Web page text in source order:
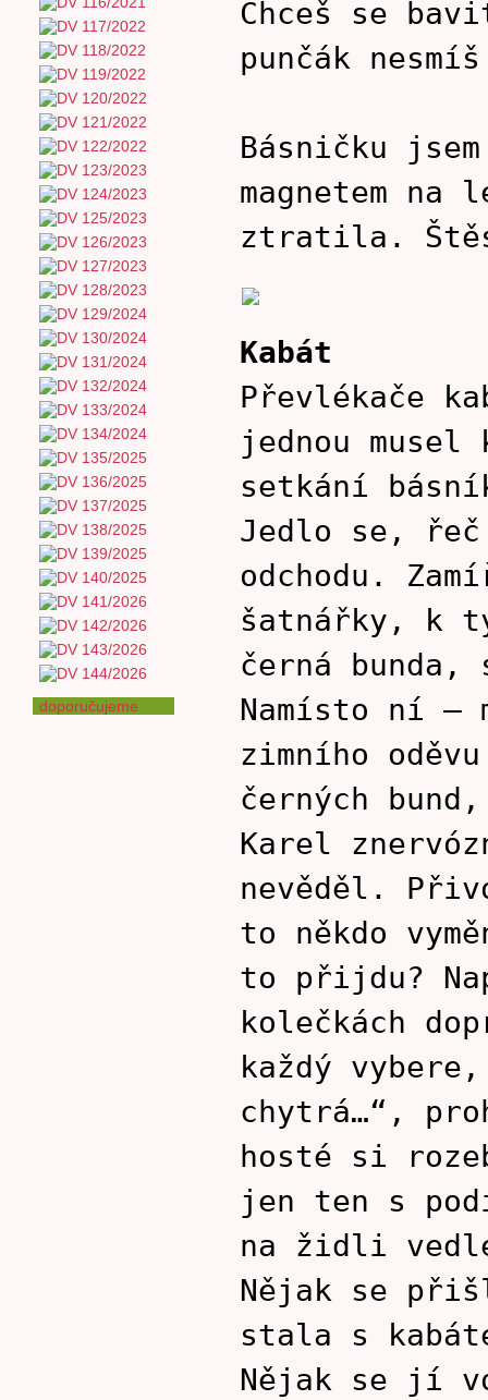
doporučujeme
Chceš se
punčák
Básničku
magnetem na
ztratila.
Kabát
Převlékače
jednou musel
setkání
Jedlo se,
odchodu.
šatnářky, k
černá bunda,
Namísto ní –
zimního
černých
Karel
nevěděl.
to někdo
to přijdu?
kolečkách
každý
chytrá…“,
hosté si
jen ten s
na židli
Nějak se
stala s
Nějak se jí